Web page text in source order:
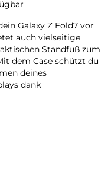
Galaxy Z Fold7 vor
auch vielseitige
Standfuß zum
dem Case schützt du
deines
dank